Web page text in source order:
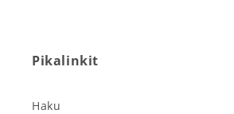
Pikalinkit
Haku